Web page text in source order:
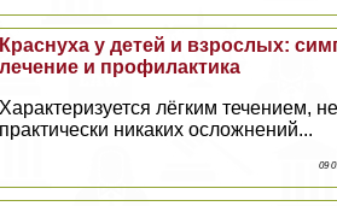
Краснуха у детей и взрослых:
лечение и профилактика
Хаpaктеризуется лёгким течением,
пpaктически никаких осложнений...
09